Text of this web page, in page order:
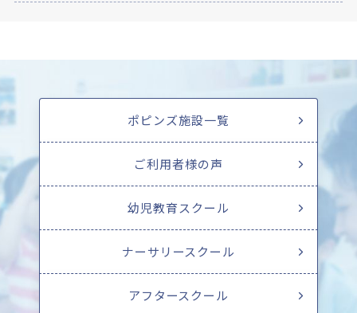
ポピンズ施設一覧
ご利用者様の声
幼児教育スクール
ナーサリースクール
アフタースクール